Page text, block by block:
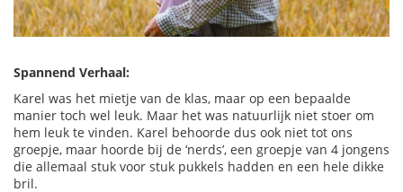
Spannend Verhaal:
Karel was het mietje van de klas, maar op een bepaalde
manier toch wel leuk. Maar het was natuurlijk niet stoer om
hem leuk te vinden. Karel behoorde dus ook niet tot ons
groepje, maar hoorde bij de ‘nerds’, een groepje van 4 jongens
die allemaal stuk voor stuk pukkels hadden en een hele dikke
bril.